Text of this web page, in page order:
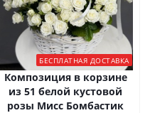
БЕСПЛАТНАЯ ДОСТАВКА
Композиция в корзине
из 51 белой кустовой
розы Мисс Бомбастик